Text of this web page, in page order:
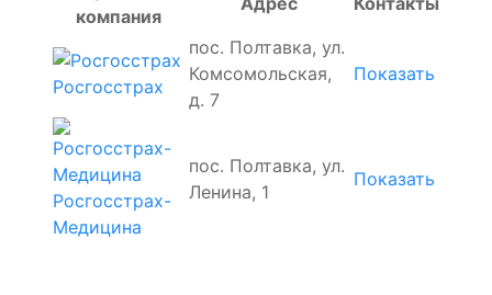
компания
Росгосстрах
пос. Полтавка, ул.
Комсомольская,
д. 7
Показать
Росгосстрах-
Медицина
пос. Полтавка, ул.
Ленина, 1
Показать